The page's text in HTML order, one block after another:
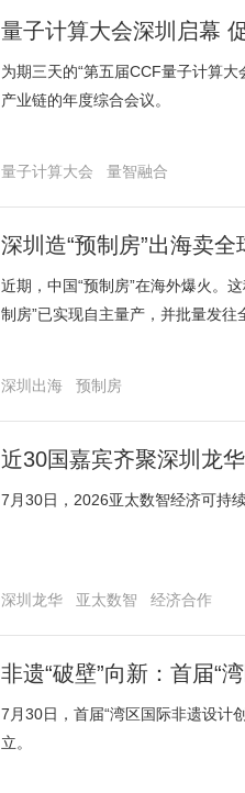
量子计算大会深圳启幕
为期三天的“第五届CCF量子计算
产业链的年度综合会议。
量子计算大会
量智融合
深圳造“预制房”出海卖全
近期，中国“预制房”在海外爆火。
制房”已实现自主量产，并批量发往
深圳出海 预制房
近30国嘉宾齐聚深圳龙
7月30日，2026亚太数智经济可持
深圳龙华 亚太数智 经济合作
非遗“破壁”向新：首届“
7月30日，首届“湾区国际非遗设计
立。